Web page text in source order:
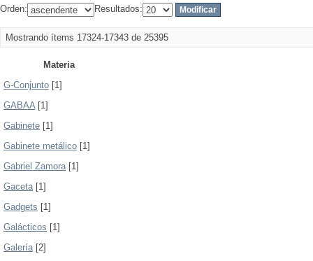
Orden: Resultados:
Mostrando ítems 17324-17343 de 25395
Materia
G-Conjunto [1]
GABAA[1]
Gabinete [1]
Gabinete metálico [1]
Gabriel Zamora[1]
Gaceta[1]
Gadgets [1]
Galácticos [1]
Galería[2]